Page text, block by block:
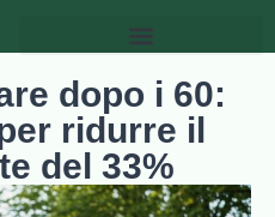
dopo i 60:
ridurre il
del 33%